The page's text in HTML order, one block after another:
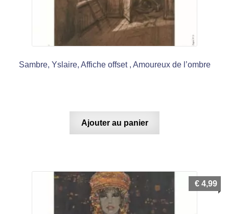
Sambre, Yslaire, Affiche offset , Amoureux de l’ombre
Ajouter au panier
€ 4,99